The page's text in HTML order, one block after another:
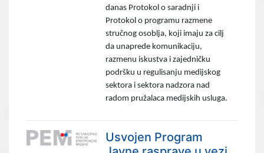
danas Protokol o saradnji i
Protokol o programu razmene
stručnog osoblja, koji imaju za cilj
da unaprede komunikaciju,
razmenu iskustva i zajedničku
podršku u regulisanju medijskog
sektora i sektora nadzora nad
radom pružalaca medijskih usluga.
Usvojen Program